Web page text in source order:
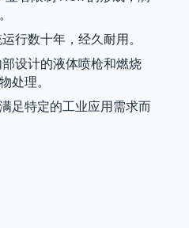
行数十年，经久耐用。
部设计的液体喷枪和燃烧
处理。
满足特定的工业应用需求而